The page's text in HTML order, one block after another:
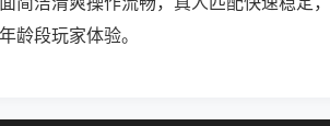
龄段玩家体验。